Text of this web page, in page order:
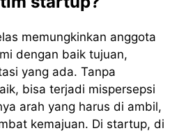
memungkinkan anggota
dengan baik tujuan,
yang ada. Tanpa
bisa terjadi mispersepsi
arah yang harus di ambil,
kemajuan. Di startup, di